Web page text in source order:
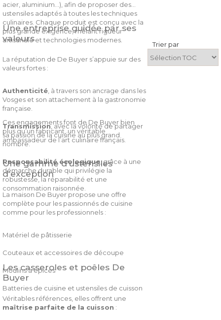
acier, aluminium…), afin de proposer des
ustensiles adaptés à toutes les techniques
culinaires. Chaque produit est conçu avec la
plus grande exigence, mêlant rigueur
artisanale et technologies modernes.
Une entreprise guidée par ses
valeurs
La réputation de De Buyer s’appuie sur des
valeurs fortes :
Authenticité , à travers son ancrage dans les
Vosges et son attachement à la gastronomie
française.
Transmission, avec la volonté de partager
sa passion de la cuisine au plus grand
nombre.
Responsabilité écologique, grâce à une
démarche durable qui privilégie la
robustesse, la réparabilité et une
consommation raisonnée.
Ces engagements font de De Buyer bien
plus qu’un fabricant, un véritable
ambassadeur de l’art culinaire français.
Une gamme d’ustensiles
d’exception
La maison De Buyer propose une offre
complète pour les passionnés de cuisine
comme pour les professionnels :
Matériel de pâtisserie
Couteaux et accessoires de découpe
Moulins à épices
Batteries de cuisine et ustensiles de cuisson
Les casseroles et poêles De
Buyer
Véritables références, elles offrent une
maîtrise parfaite de la cuisson :
Trier par